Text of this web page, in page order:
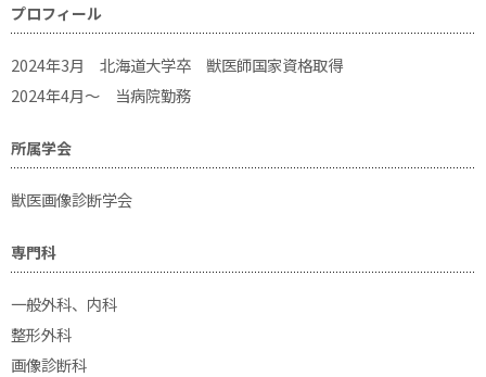
プロフィール
2024年3月 北海道大学卒 獣医師国家資格取得
2024年4月～ 当病院勤務
所属学会
獣医画像診断学会
専門科
一般外科、内科
整形外科
画像診断科